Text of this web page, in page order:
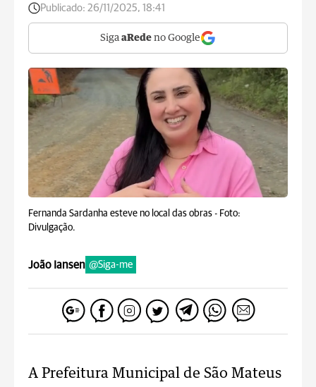
Publicado: 26/11/2025, 18:41
Siga aRede no Google
Fernanda Sardanha esteve no local das obras - Foto:
Divulgação.
João Iansen @Siga-me
A Prefeitura Municipal de São Mateus